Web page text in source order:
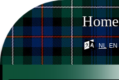
Home
nl en